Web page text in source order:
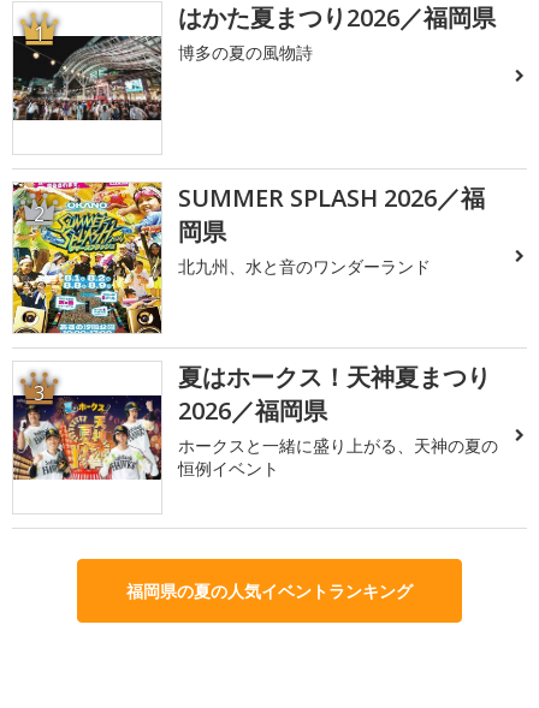
1 はかた夏まつり2026／福岡県
博多の夏の風物詩
2
SUMMER SPLASH 2026／福
岡県
北九州、水と音のワンダーランド
3
夏はホークス！天神夏まつり
2026／福岡県
ホークスと一緒に盛り上がる、天神の夏の
恒例イベント
福岡県の夏の人気イベントランキング